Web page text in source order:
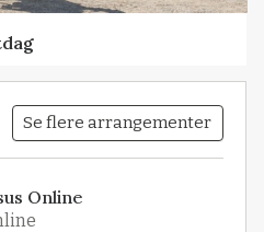
Se flere arrangementer
Online